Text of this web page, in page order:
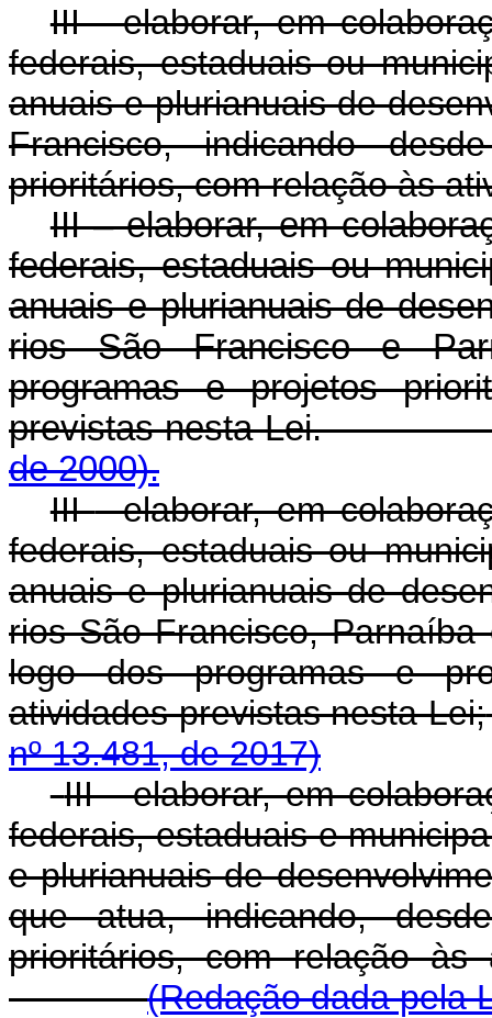
III - elaborar, em
federais, estaduais ou
anuais e plurianuais de
Francisco, indicando
prioritários, com relação às
III – elaborar, em
federais, estaduais ou
anuais e plurianuais de
rios São Francisco e
programas e projetos
previstas nesta
de 2000).
III- elaborar, em
federais, estaduais ou
anuais e plurianuais de
rios São Francisco,
logo dos programas e
atividades previstas nesta Lei;
nº 13.481, de 2017)
III - elaborar, em
federais, estaduais e
e plurianuais de
que atua, indicando,
prioritários, com relação às
(Redação dada pela